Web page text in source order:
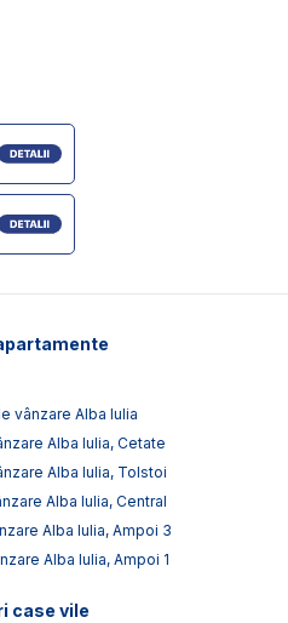
vânzare Alba Iulia
Alba Iulia, Cetate
Alba Iulia, Tolstoi
Alba Iulia, Central
Alba Iulia, Ampoi 3
Alba Iulia, Ampoi 1
case vile